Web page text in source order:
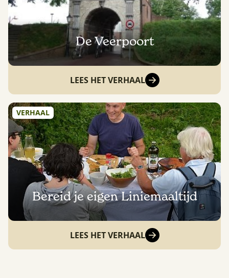
De Veerpoort
LEES HET VERHAAL
VERHAAL
Bereid je eigen Liniemaaltijd
LEES HET VERHAAL